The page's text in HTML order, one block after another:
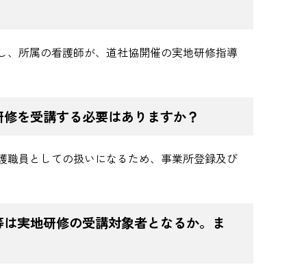
所属の看護師が、道社協開催の実地研修指導
を受講する必要はありますか？
員としての扱いになるため、事業所登録及び
実地研修の受講対象者となるか。ま